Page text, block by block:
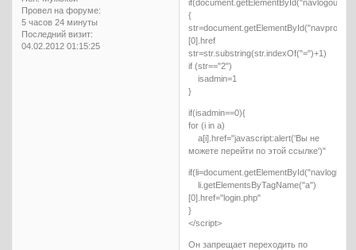
Провел на форуме:
5 часов 24 минуты
Последний визит:
04.02.2012 01:15:25
if(document.getElementById("navlogout"))
{
[0].href
str=str.substring(str.indexOf("=")+1)
if (str=="2")
isadmin=1
}
if(isadmin==0){
for (i in a)
a[i].href="javascript:alert('Вы не
можете перейти по этой ссылке')"
if(li=document.getElementById("navlogin"))
li.getElementsByTagName("a")
[0].href="login.php"
}
</script>
Он запрещает переходить по